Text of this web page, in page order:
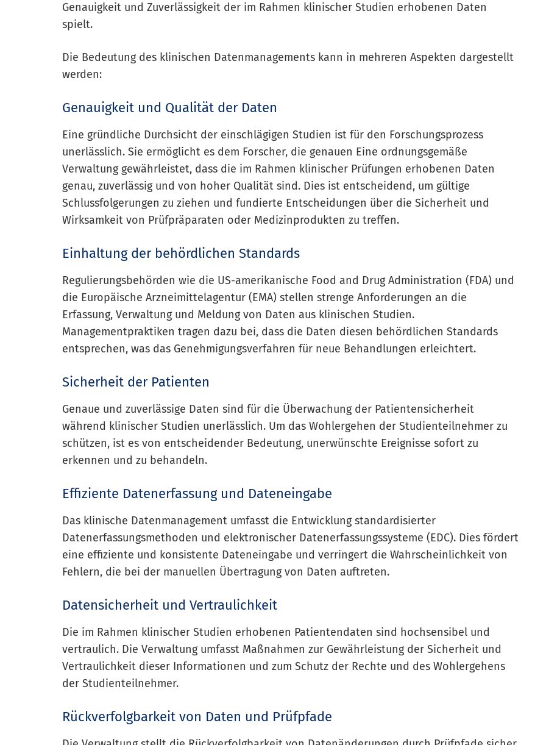
Genauigkeit und Zuverlässigkeit der im Rahmen klinischer Studien erhobenen Daten
spielt.
Die Bedeutung des klinischen Datenmanagements kann in mehreren Aspekten dargestellt
werden:
Genauigkeit und Qualität der Daten
Eine gründliche Durchsicht der einschlägigen Studien ist für den Forschungsprozess
unerlässlich. Sie ermöglicht es dem Forscher, die genauen Eine ordnungsgemäße
Verwaltung gewährleistet, dass die im Rahmen klinischer Prüfungen erhobenen Daten
genau, zuverlässig und von hoher Qualität sind. Dies ist entscheidend, um gültige
Schlussfolgerungen zu ziehen und fundierte Entscheidungen über die Sicherheit und
Wirksamkeit von Prüfpräparaten oder Medizinprodukten zu treffen.
Einhaltung der behördlichen Standards
Regulierungsbehörden wie die US-amerikanische Food and Drug Administration (FDA) und
die Europäische Arzneimittelagentur (EMA) stellen strenge Anforderungen an die
Erfassung, Verwaltung und Meldung von Daten aus klinischen Studien.
Managementpraktiken tragen dazu bei, dass die Daten diesen behördlichen Standards
entsprechen, was das Genehmigungsverfahren für neue Behandlungen erleichtert.
Sicherheit der Patienten
Genaue und zuverlässige Daten sind für die Überwachung der Patientensicherheit
während klinischer Studien unerlässlich. Um das Wohlergehen der Studienteilnehmer zu
schützen, ist es von entscheidender Bedeutung, unerwünschte Ereignisse sofort zu
erkennen und zu behandeln.
Effiziente Datenerfassung und Dateneingabe
Das klinische Datenmanagement umfasst die Entwicklung standardisierter
Datenerfassungsmethoden und elektronischer Datenerfassungssysteme (EDC). Dies fördert
eine effiziente und konsistente Dateneingabe und verringert die Wahrscheinlichkeit von
Fehlern, die bei der manuellen Übertragung von Daten auftreten.
Datensicherheit und Vertraulichkeit
Die im Rahmen klinischer Studien erhobenen Patientendaten sind hochsensibel und
vertraulich. Die Verwaltung umfasst Maßnahmen zur Gewährleistung der Sicherheit und
Vertraulichkeit dieser Informationen und zum Schutz der Rechte und des Wohlergehens
der Studienteilnehmer.
Rückverfolgbarkeit von Daten und Prüfpfade